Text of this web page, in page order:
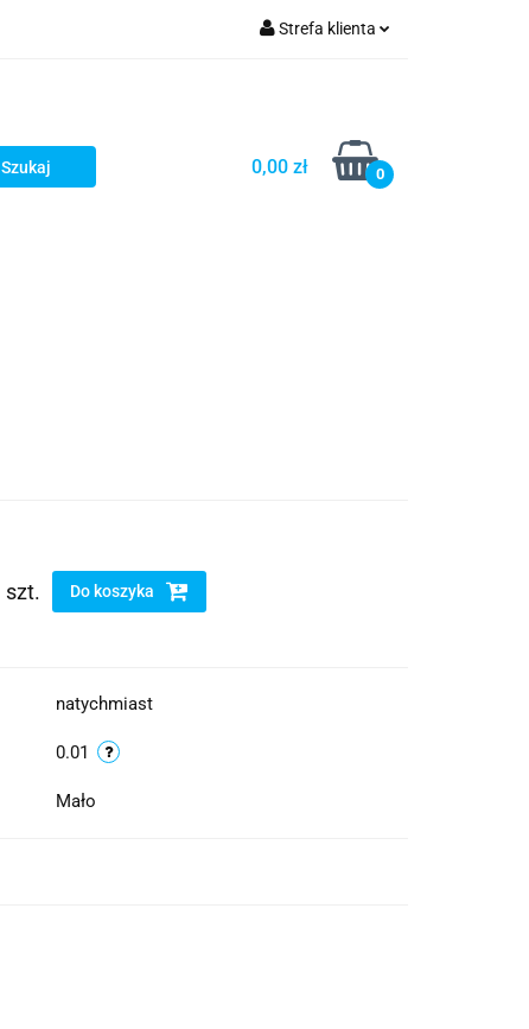
Strefa klienta
Dodaj zgłoszenie
0,00 zł 0
szt. Do koszyka
natychmiast
0.01
Mało